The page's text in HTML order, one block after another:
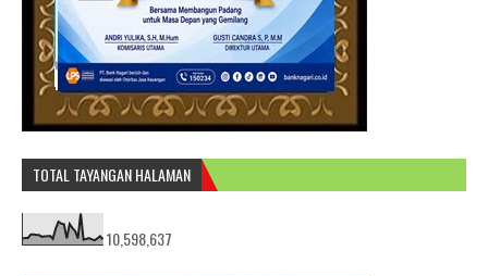
TOTAL TAYANGAN HALAMAN
10,598,637